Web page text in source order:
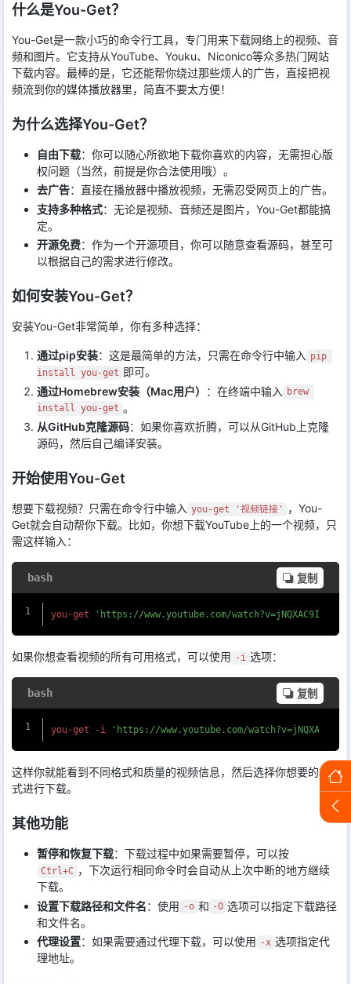
什么是You-Get？
You-Get是一款小巧的命令行工具，专门用来下载网络上的视频、音
频和图片。它支持从YouTube、Youku、Niconico等众多热门网站
下载内容。最棒的是，它还能帮你绕过那些烦人的广告，直接把视
频流到你的媒体播放器里，简直不要太方便！
为什么选择You-Get？
自由下载：你可以随心所欲地下载你喜欢的内容，无需担心版
权问题（当然，前提是你合法使用哦）。
去广告：直接在播放器中播放视频，无需忍受网页上的广告。
支持多种格式：无论是视频、音频还是图片，You-Get都能搞
定。
开源免费：作为一个开源项目，你可以随意查看源码，甚至可
以根据自己的需求进行修改。
如何安装You-Get？
安装You-Get非常简单，你有多种选择：
通过pip安装：这是最简单的方法，只需在命令行中输入 pip
install you-get 即可。
通过Homebrew安装（Mac用户）
：在终端中输入
brew
install you-get 。
从GitHub克隆源码：如果你喜欢折腾，可以从GitHub上克隆
源码，然后自己编译安装。
开始使用You-Get
想要下载视频？只需在命令行中输入 you-get '视频链接'
，You-
Get就会自动帮你下载。比如，你想下载YouTube上的一个视频，只
需这样输入：
bash 复制
you-get 'https://www.youtube.com/watch?v=jNQXAC9IVRw'
如果你想查看视频的所有可用格式，可以使用 -i 选项：
bash 复制
you-get -i 'https://www.youtube.com/
这样你就能看到不同格式和质量的视频信息，然后选择你想要的格
式进行下载。
其他功能
暂停和恢复下载：下载过程中如果需要暂停，可以按
Ctrl+C ，下次运行相同命令时会自动从上次中断的地方继续
下载。
设置下载路径和文件名：使用 -o 和 -O 选项可以指定下载路径
和文件名。
代理设置：如果需要通过代理下载，可以使用 -x 选项指定代
理地址。